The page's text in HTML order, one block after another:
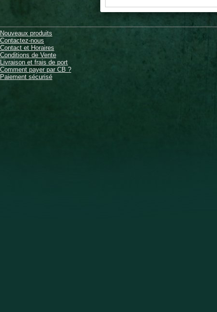
Nouveaux produits
Contactez-nous
Contact et Horaires
Conditions de Vente
Livraison et frais de port
Comment payer par CB ?
Paiement sécurisé